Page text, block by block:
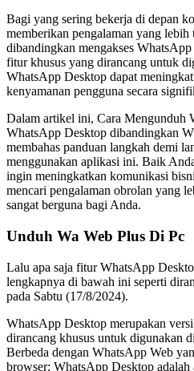
Bagi yang sering bekerja di depan
memberikan pengalaman yang lebih
dibandingkan mengakses
fitur khusus yang dirancang untuk
WhatsApp Desktop dapat
kenyamanan pengguna secara
Dalam artikel ini, Cara Mengunduh
WhatsApp Desktop dibandingkan
membahas panduan langkah demi
menggunakan aplikasi ini. Baik
ingin meningkatkan komunikasi
mencari pengalaman obrolan yang
sangat berguna bagi Anda.
Unduh Wa Web Plus Di Pc
Lalu apa saja fitur WhatsApp
lengkapnya di bawah ini seperti
pada Sabtu (17/8/2024).
WhatsApp Desktop merupakan
dirancang khusus untuk digunakan
Berbeda dengan WhatsApp Web
browser; WhatsApp Desktop adalah